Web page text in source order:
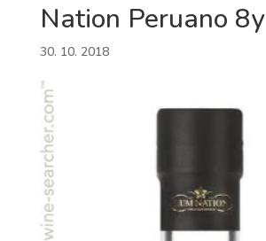
Nation Peruano 8y
30. 10. 2018